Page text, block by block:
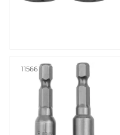
11566